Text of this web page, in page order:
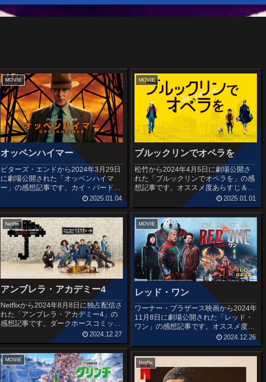
MOVIE
オッペンハイマー
ビターズ・エンドから2024年3月29日
に劇場公開された「オッペンハイマ
ー」の感想記事です。カイ・バードと
マーティン・J・シャーウィンによる
ピューリッツァー賞受賞作である伝記
『オッペンハイマー 「原爆の父」と呼
ばれた男の栄光と悲劇』を原作と...
2025.01.04
MOVIE
ブルックリンでオペラを
松竹から2024年4月5日に劇場公開さ
れた「ブルックリンでオペラを」の感
想記事です。オススメ度あらすじ＆予
告編ニューヨーク、ブルックリンに暮
らす精神科医のパトリシアと、現代オ
ペラ作曲家のスティーブンの夫婦。人
生最大のスランプに陥っていたステ...
2025.01.01
Netflix
アンブレラ・アカデミー4
Netflixから2024年8月8日に独占配信さ
れた「アンブレラ・アカデミー4」の
感想記事です。ダークホースコミック
スが発行したコミックシリーズ『The
Umbrella Academy』を原作とした大
ヒットドラマシリーズの最終シーズン
です...
2024.12.27
MOVIE
レッド・ワン
ワーナー・ブラザース映画から2024年
11月8日に劇場公開された「レッド・
ワン」の感想記事です。オススメ度あ
らすじ＆予告編クリスマス・イブの前
夜、コードネーム「レッド・ワン」こ
とサンタクロースが何者かに誘拐され
た。サンタクロース護衛隊長のカ...
2024.12.26
MOVIE
Netflix